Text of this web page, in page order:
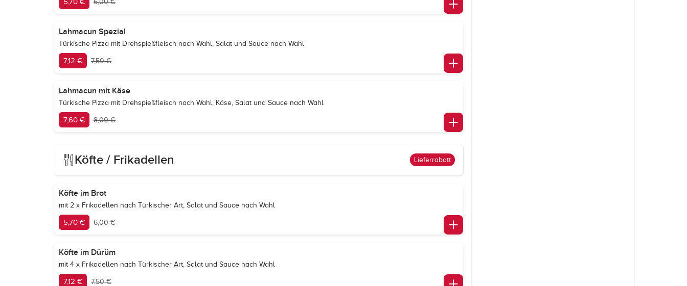
6,00 €
Lahmacun Spezial
Türkische Pizza mit Drehspießfleisch nach Wahl, Salat und Sauce nach Wahl
7,12 € 7,50 €
Lahmacun mit Käse
Türkische Pizza mit Drehspießfleisch nach Wahl, Käse, Salat und Sauce nach Wahl
7,60 € 8,00 €
Köfte / Frikadellen Lieferrabatt
Köfte im Brot
mit 2 x Frikadellen nach Türkischer Art, Salat und Sauce nach Wahl
5,70 € 6,00 €
Köfte im Dürüm
mit 4 x Frikadellen nach Türkischer Art, Salat und Sauce nach Wahl
7,12 € 7,50 €